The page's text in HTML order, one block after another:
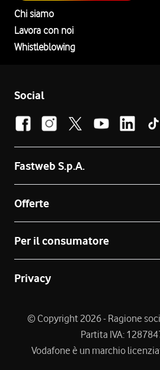
Chi siamo
Lavora con noi
Whistleblowing
Social
Fastweb S.p.A.
Offerte
Per il consumatore
Privacy
© Copyright 2026 - Ragione
Partita IVA:
Vodafone è un marchio